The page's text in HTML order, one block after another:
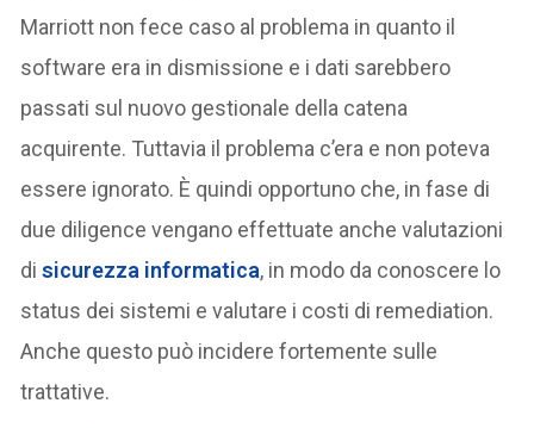
Marriott non fece caso al problema in quanto il
software era in dismissione e i dati sarebbero
passati sul nuovo gestionale della catena
acquirente. Tuttavia il problema c’era e non poteva
essere ignorato. È quindi opportuno che, in fase di
due diligence vengano effettuate anche valutazioni
disicurezza informatica, in modo da conoscere lo
status dei sistemi e valutare i costi di remediation.
Anche questo può incidere fortemente sulle
trattative.